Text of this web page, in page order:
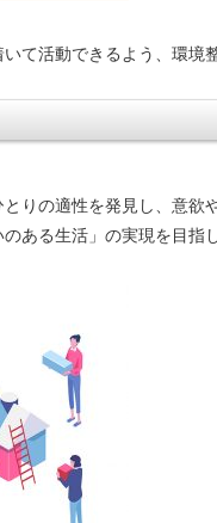
て活動できるよう、環境
りの適性を発見し、意欲
ある生活」の実現を目指